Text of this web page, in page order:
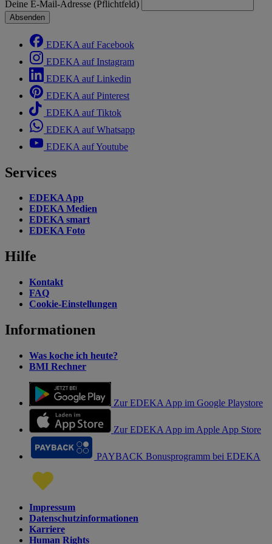
Deine E-Mail-Adresse (Pflichtfeld)
Absenden
EDEKA auf Facebook
EDEKA auf Instagram
EDEKA auf Linkedin
EDEKA auf Pinterest
EDEKA auf Tiktok
EDEKA auf Whatsapp
EDEKA auf Youtube
Services
EDEKA App
EDEKA Medien
EDEKA smart
EDEKA Foto
Hilfe
Kontakt
FAQ
Cookie-Einstellungen
Informationen
Was koche ich heute?
BMI Rechner
Zur EDEKA App im Google Playstore
Zur EDEKA App im Apple App Store
PAYBACK Bonusprogramm bei EDEKA
Impressum
Datenschutzinformationen
Karriere
Human Rights